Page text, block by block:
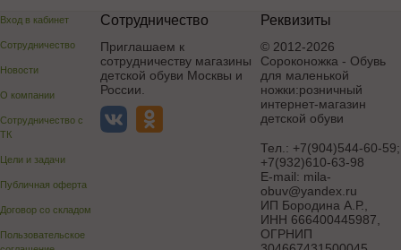
Вход в кабинет
Сотрудничество
Новости
О компании
Сотрудничество с
ТК
Цели и задачи
Публичная оферта
Договор со складом
Пользовательское
Сотрудничество
Приглашаем к
сотрудничеству магазины
детской обуви Москвы и
России.
Реквизиты
© 2012-2026
Сороконожка - Обувь
для маленькой
ножки:розничный
интернет-магазин
детской обуви
Тел.: +7(904)544-60-59;
+7(932)610-63-98
E-mail: mila-
obuv@yandex.ru
ИП Бородина А.Р.
ИНН 666400445987,
ОГРНИП